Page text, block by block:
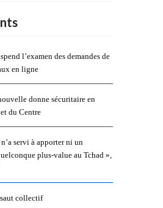
l’examen des demandes de
en ligne
donne sécuritaire en
du Centre
servi à apporter ni un
plus-value au Tchad »,
collectif